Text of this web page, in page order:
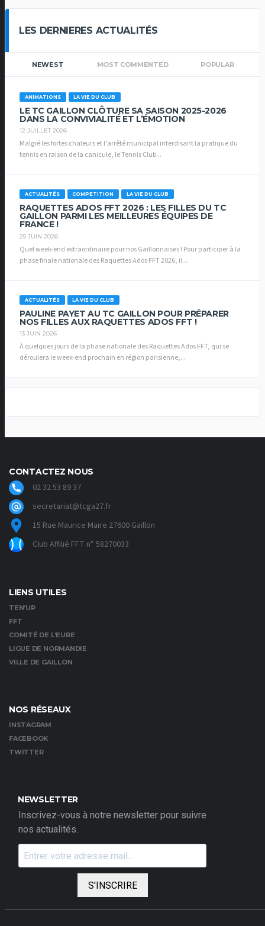
LES DERNIERES ACTUALITÉS
NEWEST MOST COMMENTED POPULAR
ANIMATIONS LA VIE DU CLUB
LE TC GAILLON CLÔTURE SA SAISON 2025-2026
DANS LA CONVIVIALITÉ ET L’ÉMOTION
12 JUILLET 2026
Malgré les fortes chaleurs et l’arrêté municipal interdisant la pratique du
tennis en raison de la canicule, le Tennis Club...
ACTUALITÉS COMPETITION LA VIE DU CLUB
RAQUETTES ADOS FFT 2026 : LES FILLES DU TC
GAILLON PARMI LES MEILLEURES ÉQUIPES DE
FRANCE !
25 JUIN 2026
Quel week-end extraordinaire pour nos Gaillonnaises ! Pour participer à la
phase finale nationale des Raquettes Ados FFT 2026, il...
ACTUALITÉS LA VIE DU CLUB
PAULINE PAYET AU TC GAILLON POUR PRÉPARER
NOS FILLES AUX RAQUETTES ADOS FFT !
13 JUIN 2026
À quelques jours de la phase nationale des Raquettes Ados FFT, qui se
déroulera le week-end prochain en région parisienne,...
CONTACTEZ NOUS
02 32 53 89 37
secretariat@tcga27.fr
15 Rue Maurice Maire 27600 Gaillon
Club Affilié FFT n° 58270033
LIENS UTILES
TEN’UP
FFT
COMITÉ DE L’EURE
LIGUE DE NORMANDIE
VILLE DE GAILLON
NOS RÉSEAUX
INSTAGRAM
FACEBOOK
TWITTER
NEWSLETTER
Inscrivez-vous à notre newsletter pour suivre
nos actualités.
S'INSCRIRE